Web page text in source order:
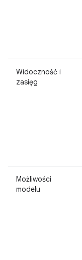
Widoczność i
zasięg
Możliwości
modelu